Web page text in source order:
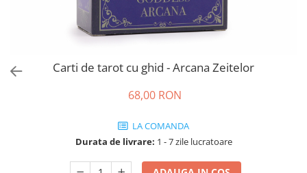
Carti de tarot cu ghid - Arcana Zeitelor
68,00 RON
LA COMANDA
Durata de livrare: 1 - 7 zile lucratoare